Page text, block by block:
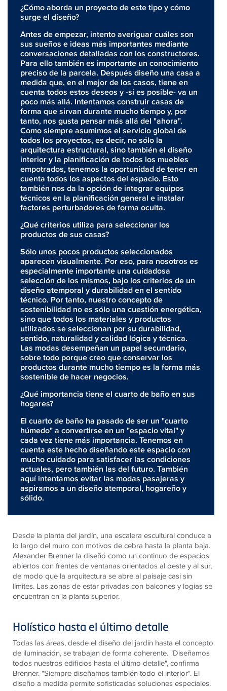
¿Cómo aborda un proyecto de este tipo y cómo
surge el diseño?
Antes de empezar, intento averiguar cuáles son
sus sueños e ideas más importantes mediante
conversaciones detalladas con los constructores.
Para ello también es importante un conocimiento
preciso de la parcela. Después diseño una casa a
medida que, en el mejor de los casos, tiene en
cuenta todos estos deseos y -si es posible- va un
poco más allá. Intentamos construir casas de
forma que sirvan durante mucho tiempo y, por
tanto, nos gusta pensar más allá del "ahora".
Como siempre asumimos el servicio global de
todos los proyectos, es decir, no sólo la
arquitectura estructural, sino también el diseño
interior y la planificación de todos los muebles
empotrados, tenemos la oportunidad de tener en
cuenta todos los aspectos del espacio. Esto
también nos da la opción de integrar equipos
técnicos en la planificación general e instalar
factores perturbadores de forma oculta.
¿Qué criterios utiliza para seleccionar los
productos de sus casas?
Sólo unos pocos productos seleccionados
aparecen visualmente. Por eso, para nosotros es
especialmente importante una cuidadosa
selección de los mismos, bajo los criterios de un
diseño atemporal y durabilidad en el sentido
técnico. Por tanto, nuestro concepto de
sostenibilidad no es sólo una cuestión energética,
sino que todos los materiales y productos
utilizados se seleccionan por su durabilidad,
sentido, naturalidad y calidad lógica y técnica.
Las modas desempeñan un papel secundario,
sobre todo porque creo que conservar los
productos durante mucho tiempo es la forma más
sostenible de hacer negocios.
¿Qué importancia tiene el cuarto de baño en sus
hogares?
El cuarto de baño ha pasado de ser un "cuarto
húmedo" a convertirse en un "espacio vital" y
cada vez tiene más importancia. Tenemos en
cuenta este hecho diseñando este espacio con
mucho cuidado para satisfacer las condiciones
actuales, pero también las del futuro. También
aquí intentamos evitar las modas pasajeras y
aspiramos a un diseño atemporal, hogareño y
sólido.
Desde la planta del jardín, una escalera escultural conduce a
lo largo del muro con motivos de cebra hasta la planta baja.
Alexander Brenner la diseñó como un continuo de espacios
abiertos con frentes de ventanas orientados al oeste y al sur,
de modo que la arquitectura se abre al paisaje casi sin
límites. Las zonas de estar privadas con balcones y logias se
encuentran en la planta superior.
Holístico hasta el último detalle
Todas las áreas, desde el diseño del jardín hasta el concepto
de iluminación, se trabajan de forma coherente. "Diseñamos
todos nuestros edificios hasta el último detalle", confirma
Brenner. "Siempre diseñamos también todo el interior". El
diseño a medida permite sofisticadas soluciones especiales.